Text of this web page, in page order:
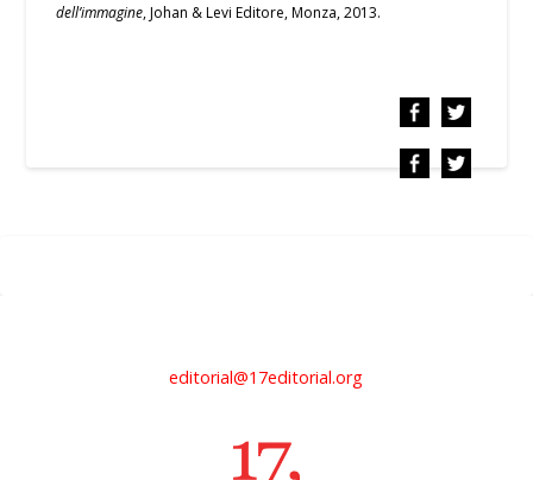
dell’immagine, Johan & Levi Editore, Monza, 2013.
editorial@17editorial.org